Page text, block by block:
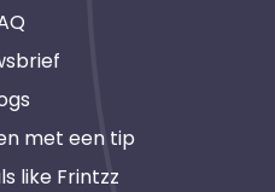
met een tip
like Frintzz